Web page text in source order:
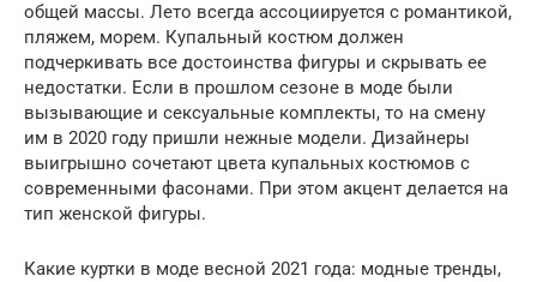
общей массы. Лето всегда ассоциируется с романтикой,
пляжем, морем. Купальный костюм должен
подчеркивать все достоинства фигуры и скрывать ее
недостатки. Если в прошлом сезоне в моде были
вызывающие и сексуальные комплекты, то на смену
им в 2020 году пришли нежные модели. Дизайнеры
выигрышно сочетают цвета купальных костюмов с
современными фасонами. При этом акцент делается на
тип женской фигуры.
Какие куртки в моде весной 2021 года: модные тренды,